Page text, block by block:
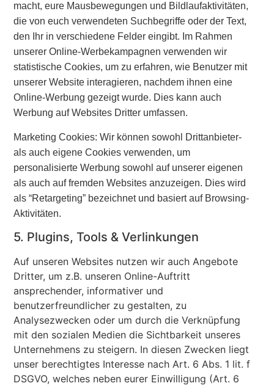
macht, eure Mausbewegungen und Bildlaufaktivitäten,
die von euch verwendeten Suchbegriffe oder der Text,
den Ihr in verschiedene Felder eingibt. Im Rahmen
unserer Online-Werbekampagnen verwenden wir
statistische Cookies, um zu erfahren, wie Benutzer mit
unserer Website interagieren, nachdem ihnen eine
Online-Werbung gezeigt wurde. Dies kann auch
Werbung auf Websites Dritter umfassen.
Marketing Cookies: Wir können sowohl Drittanbieter-
als auch eigene Cookies verwenden, um
personalisierte Werbung sowohl auf unserer eigenen
als auch auf fremden Websites anzuzeigen. Dies wird
als “Retargeting” bezeichnet und basiert auf Browsing-
Aktivitäten.
5. Plugins, Tools & Verlinkungen
Auf unseren Websites nutzen wir auch Angebote
Dritter, um z.B. unseren Online-Auftritt
ansprechender, informativer und
benutzerfreundlicher zu gestalten, zu
Analysezwecken oder um durch die Verknüpfung
mit den sozialen Medien die Sichtbarkeit unseres
Unternehmens zu steigern. In diesen Zwecken liegt
unser berechtigtes Interesse nach Art. 6 Abs. 1 lit. f
DSGVO, welches neben eurer Einwilligung (Art. 6